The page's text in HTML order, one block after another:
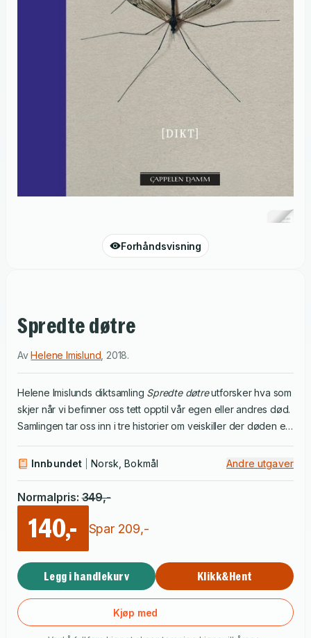
Forhåndsvisning
Spredte døtre
AvHelene Imislund 2018.
Helene Imislunds diktsamling Spredte døtreutforsker hva som
skjer når vi befinner oss tett opptil vår egen eller andres død.
Samlingen tar oss inn i tre historier om veiskiller der døden er
presist gjennom det de opplever og observerer. Dette er
Innbundet Norsk, Bokmål Andre utgaver
Normalpris: 349,-
140,- Spar 209,-
Legg i handlekurv Klikk&Hent
Kjøp med